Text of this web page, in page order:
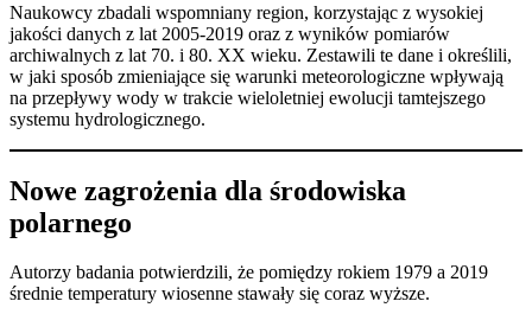
Naukowcy zbadali wspomniany region, korzystając z wysokiej
jakości danych z lat 2005-2019 oraz z wyników pomiarów
archiwalnych z lat 70. i 80. XX wieku. Zestawili te dane i określili,
w jaki sposób zmieniające się warunki meteorologiczne wpływają
na przepływy wody w trakcie wieloletniej ewolucji tamtejszego
systemu hydrologicznego.
Nowe zagrożenia dla środowiska
polarnego
Autorzy badania potwierdzili, że pomiędzy rokiem 1979 a 2019
średnie temperatury wiosenne stawały się coraz wyższe.